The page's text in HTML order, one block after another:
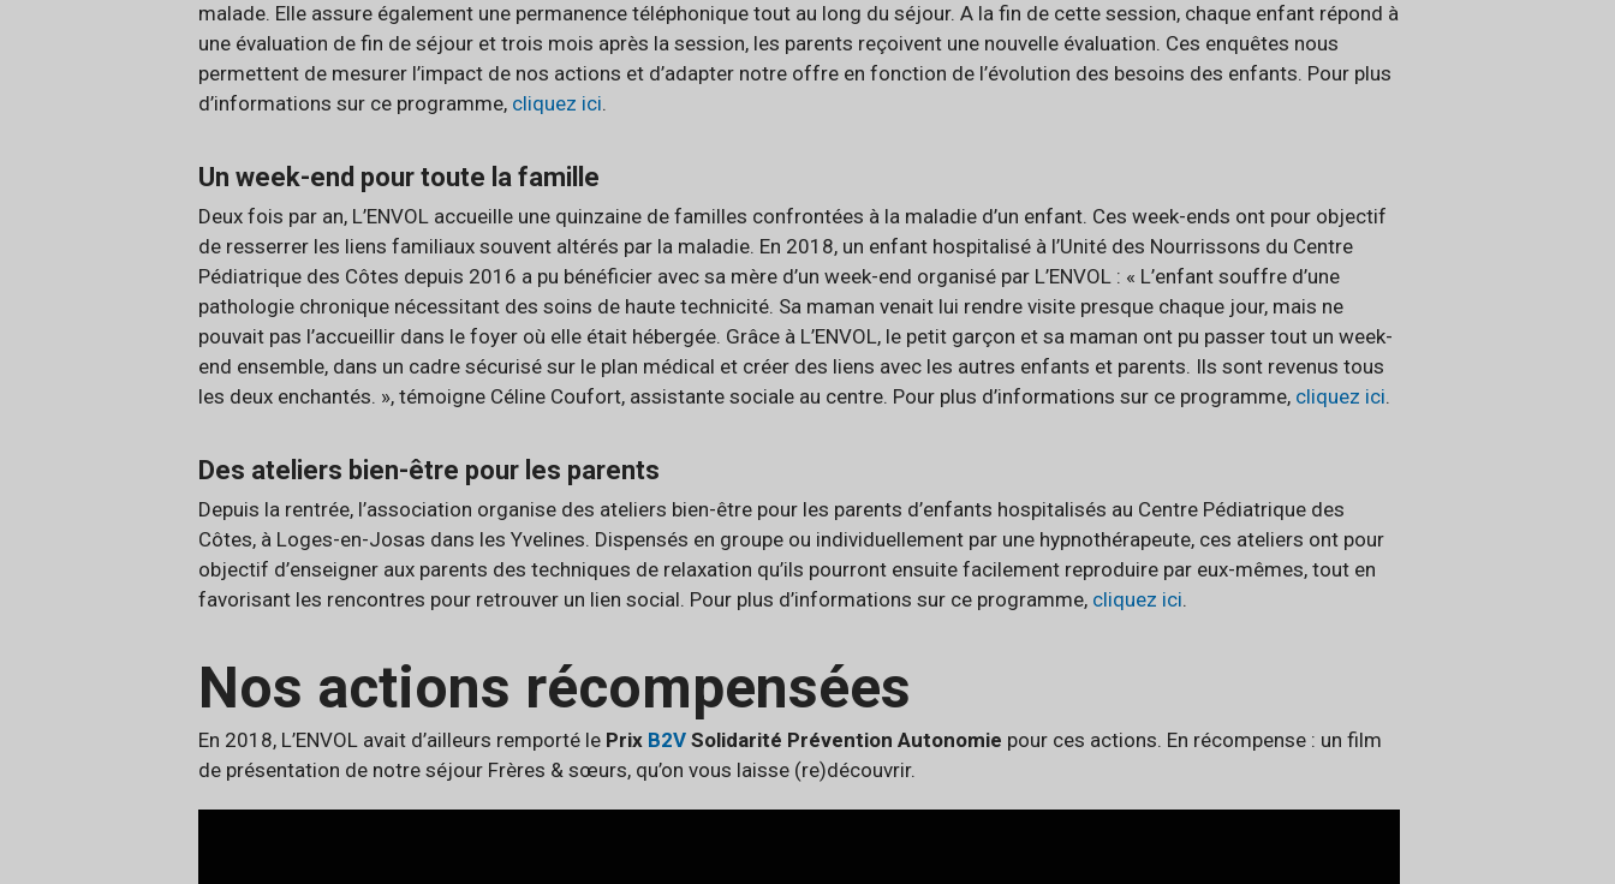
malade. Elle assure également une permanence téléphonique tout au long du séjour. A la fin de cette session, chaque enfant répond à
une évaluation de fin de séjour et trois mois après la session, les parents reçoivent une nouvelle évaluation. Ces enquêtes nous
permettent de mesurer l’impact de nos actions et d’adapter notre offre en fonction de l’évolution des besoins des enfants. Pour plus
d’informations sur ce programme, cliquez ici.
Un week-end pour toute la famille
Deux fois par an, L’ENVOL accueille une quinzaine de familles confrontées à la maladie d’un enfant. Ces week-ends ont pour objectif
de resserrer les liens familiaux souvent altérés par la maladie. En 2018, un enfant hospitalisé à l’Unité des Nourrissons du Centre
Pédiatrique des Côtes depuis 2016 a pu bénéficier avec sa mère d’un week-end organisé par L’ENVOL : « L’enfant souffre d’une
pathologie chronique nécessitant des soins de haute technicité. Sa maman venait lui rendre visite presque chaque jour, mais ne
pouvait pas l’accueillir dans le foyer où elle était hébergée. Grâce à L’ENVOL, le petit garçon et sa maman ont pu passer tout un week-
end ensemble, dans un cadre sécurisé sur le plan médical et créer des liens avec les autres enfants et parents. Ils sont revenus tous
les deux enchantés. », témoigne Céline Coufort, assistante sociale au centre. Pour plus d’informations sur ce programme, cliquez ici.
Des ateliers bien-être pour les parents
Depuis la rentrée, l’association organise des ateliers bien-être pour les parents d’enfants hospitalisés au Centre Pédiatrique des
Côtes, à Loges-en-Josas dans les Yvelines. Dispensés en groupe ou individuellement par une hypnothérapeute, ces ateliers ont pour
objectif d’enseigner aux parents des techniques de relaxation qu’ils pourront ensuite facilement reproduire par eux-mêmes, tout en
favorisant les rencontres pour retrouver un lien social. Pour plus d’informations sur ce programme, cliquez ici.
Nos actions récompensées
En 2018, L’ENVOL avait d’ailleurs remporté le Prix B2VSolidarité Prévention Autonomie pour ces actions. En récompense : un film
de présentation de notre séjour Frères & sœurs, qu’on vous laisse (re)découvrir.